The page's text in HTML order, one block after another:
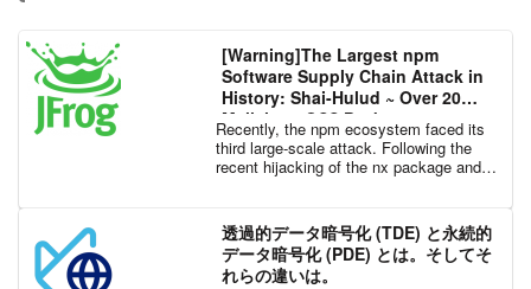
[Warning]The Largest npm
Software Supply Chain Attack in
History: Shai-Hulud ~ Over 20
Malicious OSS Packages
Downloaded 2 Million Times in
One Week
Recently, the npm ecosystem faced its
third large-scale attack. Following the
recent hijacking of the nx package and
透過的データ暗号化 (TDE) と永続的
データ暗号化 (PDE) とは。そしてそ
れらの違いは。